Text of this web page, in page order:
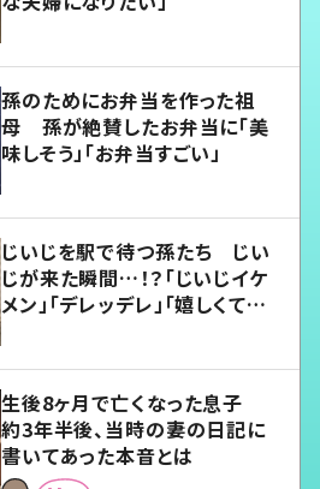
孫のためにお弁当を作った祖
母 孫が絶賛したお弁当に「美
味しそう」「お弁当すごい」
じいじを駅で待つ孫たち じい
じが来た瞬間…！？「じいじイケ
メン」「デレッデレ」「嬉しくて可
生後8ヶ月で亡くなった息子
約3年半後、当時の妻の日記に
書いてあった本音とは